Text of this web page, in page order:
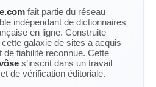
fait partie du réseau
indépendant de dictionnaires
en ligne. Construite
galaxie de sites a acquis
de fiabilité reconnue. Cette
s’inscrit dans un travail
de vérification éditoriale.